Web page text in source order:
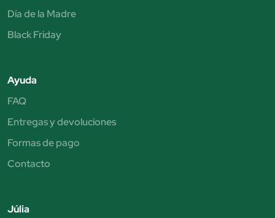
Día de la Madre
Black Friday
Ayuda
FAQ
Entregas y devoluciones
Formas de pago
Contacto
Júlia